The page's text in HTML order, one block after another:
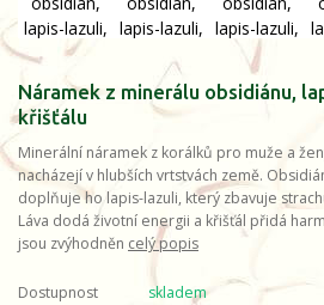
Náramek z minerálu obsidiánu,
křišťálu
Minerální náramek z korálků pro muže a
nacházejí v hlubších vrtstvách země.
doplňuje ho lapis-lazuli, který zbavuje
Láva dodá životní energii a křišťál přidá
jsou zvýhodněn celý popis
Dostupnost skladem